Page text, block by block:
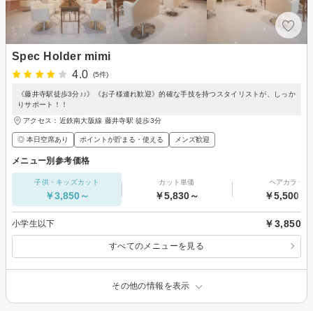
Spec Holder mimi
4.0
(5件)
《藤井寺駅徒歩3分♪♪》《お子様連れ歓迎》的確な手技を持つスタイリストが、しっか
りサポート！！
アクセス：近鉄南大阪線 藤井寺駅 徒歩3分
◎ 本日空席あり ポイントが貯まる・使える メンズ歓迎
メニュー別参考価格
子供・キッズカット
￥3,850～
カット単価
￥5,830～
ヘアカラー
￥5,500～
小学生以下 ￥3,850
すべてのメニューを見る
その他の情報を表示